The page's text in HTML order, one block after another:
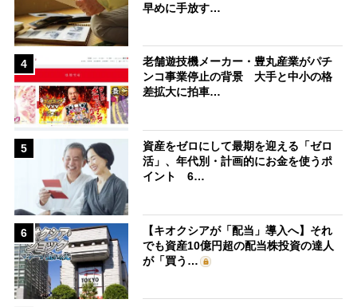
早めに手放す…
4
老舗遊技機メーカー・豊丸産業がパチ
ンコ事業停止の背景 大手と中小の格
差拡大に拍車…
5
資産をゼロにして最期を迎える「ゼロ
活」、年代別・計画的にお金を使うポ
イント 6…
6
【キオクシアが「配当」導入へ】それ
でも資産10億円超の配当株投資の達人
が「買う…